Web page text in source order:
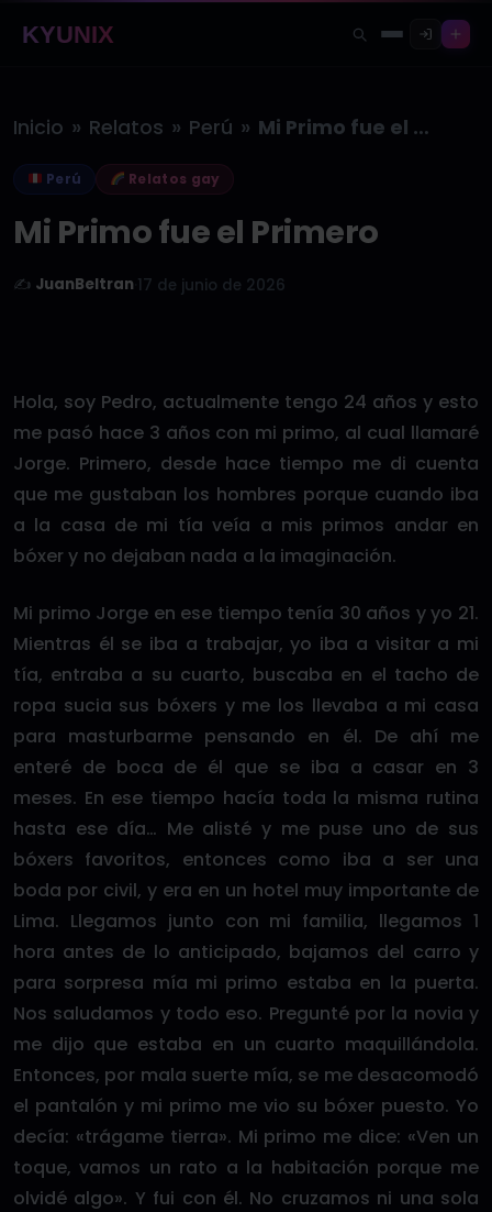
KYUNIX
Inicio » Relatos » Perú » Mi Primo fue el Primero
Perú Relatos gay
Mi Primo fue el Primero
✍️ JuanBeltran 17 de junio de 2026
Hola, soy Pedro, actualmente tengo 24 años y esto
me pasó hace 3 años con mi primo, al cual llamaré
Jorge. Primero, desde hace tiempo me di cuenta
que me gustaban los hombres porque cuando iba
a la casa de mi tía veía a mis primos andar en
bóxer y no dejaban nada a la imaginación.
Mi primo Jorge en ese tiempo tenía 30 años y yo 21.
Mientras él se iba a trabajar, yo iba a visitar a mi
tía, entraba a su cuarto, buscaba en el tacho de
ropa sucia sus bóxers y me los llevaba a mi casa
para masturbarme pensando en él. De ahí me
enteré de boca de él que se iba a casar en 3
meses. En ese tiempo hacía toda la misma rutina
hasta ese día… Me alisté y me puse uno de sus
bóxers favoritos, entonces como iba a ser una
boda por civil, y era en un hotel muy importante de
Lima. Llegamos junto con mi familia, llegamos 1
hora antes de lo anticipado, bajamos del carro y
para sorpresa mía mi primo estaba en la puerta.
Nos saludamos y todo eso. Pregunté por la novia y
me dijo que estaba en un cuarto maquillándola.
Entonces, por mala suerte mía, se me desacomodó
el pantalón y mi primo me vio su bóxer puesto. Yo
decía: «trágame tierra». Mi primo me dice: «Ven un
toque, vamos un rato a la habitación porque me
olvidé algo». Y fui con él. No cruzamos ni una sola